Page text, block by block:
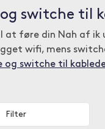
switche til
at føre din Nah af ik
wifi, mens
og switche til
Filter